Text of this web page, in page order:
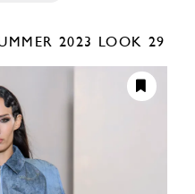
2023 LOOK 29